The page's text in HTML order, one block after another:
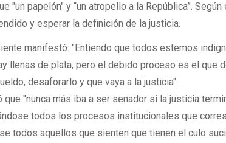
"un papelón" y “un atropello a la República”.
y esperar la definición de la justicia.
manifestó: "Entiendo que todos estemos
llenas de plata, pero el debido proceso es el que
desaforarlo y que vaya a la justicia".
que "nunca más iba a ser senador si la justicia
todos los procesos institucionales que
todos aquellos que sienten que tienen el culo